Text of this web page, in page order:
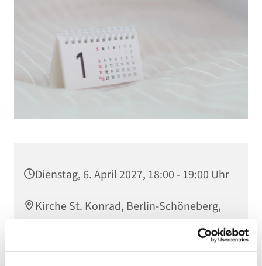
Dienstag, 6. April 2027, 18:00 - 19:00 Uhr
Kirche St. Konrad, Berlin-Schöneberg,
Rubensstraße 78, 12157 Berlin